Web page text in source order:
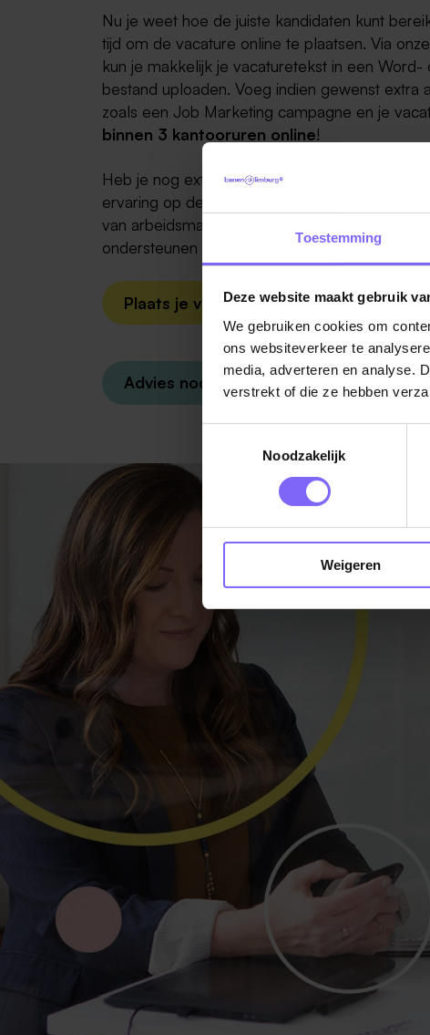
Toestemming
Deze website maakt gebruik
We gebruiken cookies om
ons websiteverkeer te
media, adverteren en analyse.
verstrekt of die ze hebben
Noodzakelijk
Weigeren
Nu je weet hoe de juiste kandidaten kunt
tijd om de vacature online te plaatsen. Via
kun je makkelijk je vacaturetekst in een Word-
bestand uploaden. Voeg indien gewenst extra
zoals een Job Marketing campagne en je
binnen 3 kantooruren online!
Heb je nog extra hulp of advies nodig? Met 18
ervaring op de Limburgse arbeidsmarkt staat
van arbeidsmarktspecialisten voor je klaar om
ondersteunen met het plaatsen van je vacature.
Plaats je vacature!
Advies nodig?